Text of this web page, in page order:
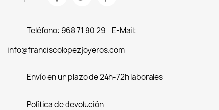
Teléfono: 968 71 90 29 - E-Mail:
info@franciscolopezjoyeros.com
Envío en un plazo de 24h-72h laborales
Política de devolución